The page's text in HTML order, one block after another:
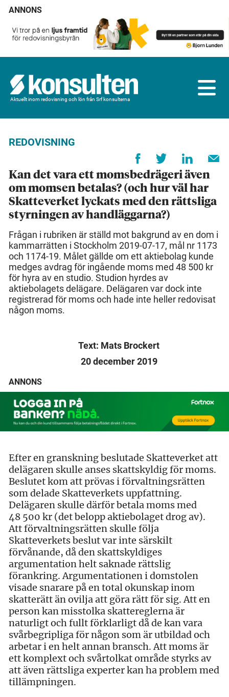
ANNONS
Aktuellt inom redovisning och lön från Srf konsulterna
REDOVISNING
Kan det vara ett momsbedrägeri även
om momsen betalas? (och hur väl har
Skatteverket lyckats med den rättsliga
styrningen av handläggarna?)
Frågan i rubriken är ställd mot bakgrund av en dom i
kammarrätten i Stockholm 2019-07-17, mål nr 1173
och 1174-19. Målet gällde om ett aktiebolag kunde
medges avdrag för ingående moms med 48 500 kr
för hyra av en studio. Studion hyrdes av
aktiebolagets delägare. Delägaren var dock inte
registrerad för moms och hade inte heller redovisat
någon moms.
Text: Mats Brockert
20 december 2019
ANNONS
Efter en granskning beslutade Skatteverket att
delägaren skulle anses skattskyldig för moms.
Beslutet kom att prövas i förvaltningsrätten
som delade Skatteverkets uppfattning.
Delägaren skulle därför betala moms med
48 500 kr (det belopp aktiebolaget drog av).
Att förvaltningsrätten skulle följa
Skatteverkets beslut var inte särskilt
förvånande, då den skattskyldiges
argumentation helt saknade rättslig
förankring. Argumentationen i domstolen
visade snarare på en total okunskap inom
skatterätt än ovilja att göra rätt för sig. Att en
person kan misstolka skattereglerna är
naturligt och fullt förklarligt då de kan vara
svårbegripliga för någon som är utbildad och
arbetar i en helt annan bransch. Att moms är
ett komplext och svårtolkat område styrks av
att även rättsliga experter kan ha problem med
tillämpningen.